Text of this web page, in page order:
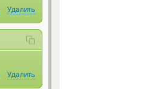
Удалить
Удалить